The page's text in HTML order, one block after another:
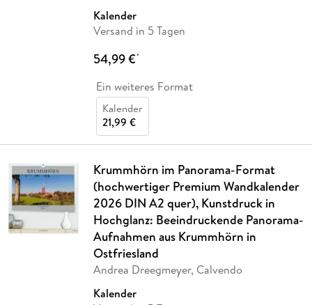
Kalender
Versand in 5 Tagen
54,99 €*
Ein weiteres Format
Kalender
21,99 €
Krummhörn im Panorama-Format
(hochwertiger Premium Wandkalender
2026 DIN A2 quer), Kunstdruck in
Hochglanz: Beeindruckende Panorama-
Aufnahmen aus Krummhörn in
Ostfriesland
Andrea Dreegmeyer, Calvendo
Kalender